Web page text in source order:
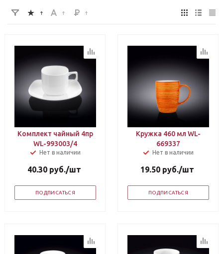
Комплект чайный 4пр
WL-993003/4
Нет в наличии
40.30 руб./шт
ПОДПИСАТЬСЯ
Кружка 460 мл WL-
669337
Нет в наличии
19.50 руб./шт
ПОДПИСАТЬСЯ